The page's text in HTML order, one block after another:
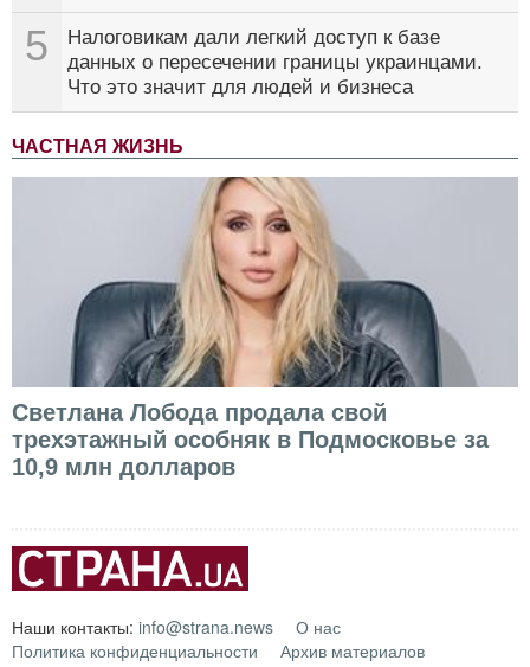
5
Налоговикам дали легкий доступ к базе
данных о пересечении границы украинцами.
Что это значит для людей и бизнеса
ЧАСТНАЯ ЖИЗНЬ
Светлана Лобода продала свой
трехэтажный особняк в Подмосковье за
10,9 млн долларов
Наши контакты: info@strana.news
О нас
Политика конфиденциальности
Архив материалов